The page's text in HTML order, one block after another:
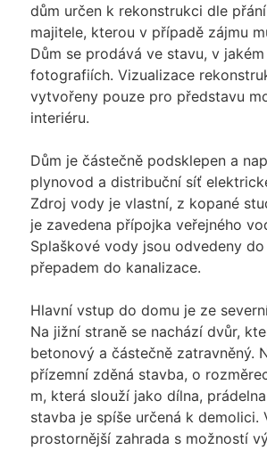
dům určen k rekonstrukci dle
majitele, kterou v případě zájmu
Dům se prodává ve stavu, v
fotografiích. Vizualizace
vytvořeny pouze pro představu
interiéru.
Dům je částečně podsklepen a
plynovod a distribuční síť
Zdroj vody je vlastní, z kopané
je zavedena přípojka veřejného
Splaškové vody jsou odvedeny
přepadem do kanalizace.
Hlavní vstup do domu je ze
Na jižní straně se nachází dvůr,
betonový a částečně zatravněný.
přízemní zděná stavba, o
m, která slouží jako dílna,
stavba je spíše určená k demolici.
prostornější zahrada s možností